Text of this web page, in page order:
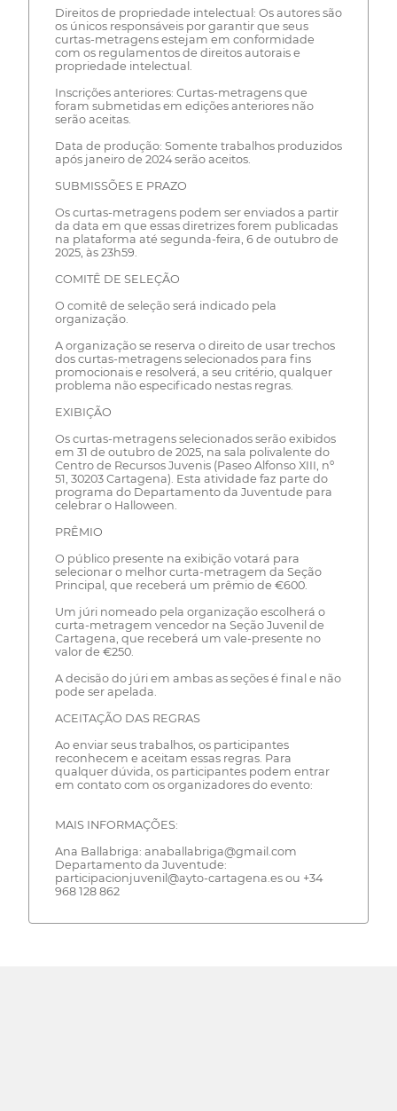
Direitos de propriedade intelectual: Os autores são
os únicos responsáveis por garantir que seus
curtas-metragens estejam em conformidade
com os regulamentos de direitos autorais e
propriedade intelectual.
Inscrições anteriores: Curtas-metragens que
foram submetidas em edições anteriores não
serão aceitas.
Data de produção: Somente trabalhos produzidos
após janeiro de 2024 serão aceitos.
SUBMISSÕES E PRAZO
Os curtas-metragens podem ser enviados a partir
da data em que essas diretrizes forem publicadas
na plataforma até segunda-feira, 6 de outubro de
2025, às 23h59.
COMITÊ DE SELEÇÃO
O comitê de seleção será indicado pela
organização.
A organização se reserva o direito de usar trechos
dos curtas-metragens selecionados para fins
promocionais e resolverá, a seu critério, qualquer
problema não especificado nestas regras.
EXIBIÇÃO
Os curtas-metragens selecionados serão exibidos
em 31 de outubro de 2025, na sala polivalente do
Centro de Recursos Juvenis (Paseo Alfonso XIII, nº
51, 30203 Cartagena). Esta atividade faz parte do
programa do Departamento da Juventude para
celebrar o Halloween.
PRÊMIO
O público presente na exibição votará para
selecionar o melhor curta-metragem da Seção
Principal, que receberá um prêmio de €600.
Um júri nomeado pela organização escolherá o
curta-metragem vencedor na Seção Juvenil de
Cartagena, que receberá um vale-presente no
valor de €250.
A decisão do júri em ambas as seções é final e não
pode ser apelada.
ACEITAÇÃO DAS REGRAS
Ao enviar seus trabalhos, os participantes
reconhecem e aceitam essas regras. Para
qualquer dúvida, os participantes podem entrar
em contato com os organizadores do evento:
MAIS INFORMAÇÕES:
Ana Ballabriga: anaballabriga@gmail.com
Departamento da Juventude:
participacionjuvenil@ayto-cartagena.es ou +34
968 128 862